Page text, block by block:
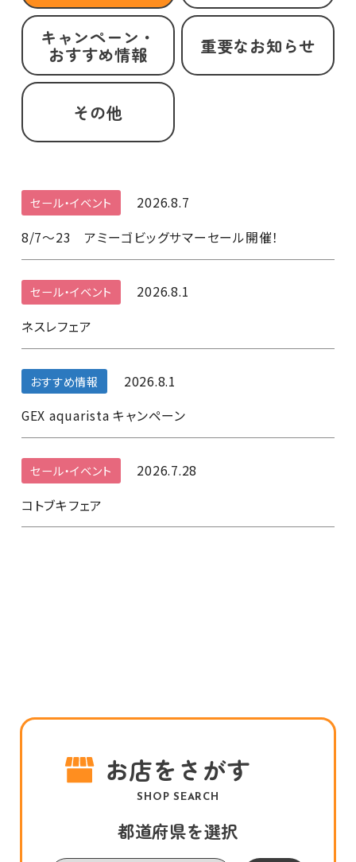
キャンペーン・
おすすめ情報 重要なお知らせ
その他
セール・イベント
2026.8.7
8/7～23 アミーゴビッグサマーセール開催！
セール・イベント
2026.8.1
ネスレフェア
おすすめ情報
2026.8.1
GEX aquarista キャンペーン
セール・イベント
2026.7.28
コトブキフェア
お店をさがす
SHOP SEARCH
都道府県を選択